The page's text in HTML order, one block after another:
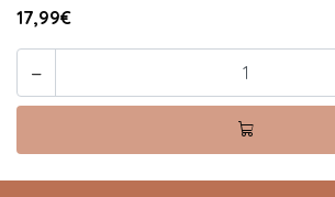
17,99€
-